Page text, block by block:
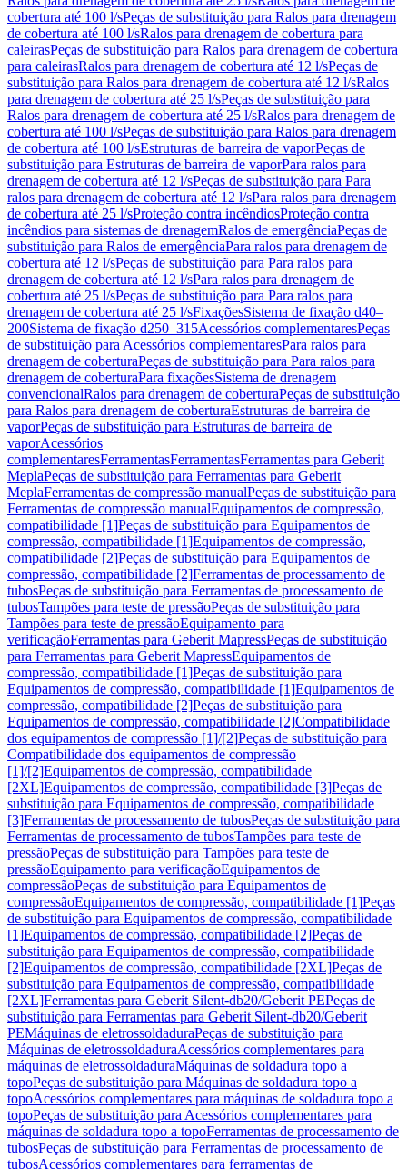
cobertura até 100 l/sPeças de substituição para Ralos para drenagem
de cobertura até 100 l/sRalos para drenagem de cobertura para
caleirasPeças de substituição para Ralos para drenagem de cobertura
para caleirasRalos para drenagem de cobertura até 12 l/sPeças de
substituição para Ralos para drenagem de cobertura até 12 l/sRalos
para drenagem de cobertura até 25 l/sPeças de substituição para
Ralos para drenagem de cobertura até 25 l/sRalos para drenagem de
cobertura até 100 l/sPeças de substituição para Ralos para drenagem
de cobertura até 100 l/sEstruturas de barreira de vaporPeças de
substituição para Estruturas de barreira de vaporPara ralos para
drenagem de cobertura até 12 l/sPeças de substituição para Para
ralos para drenagem de cobertura até 12 l/sPara ralos para drenagem
de cobertura até 25 l/sProteção contra incêndiosProteção contra
incêndios para sistemas de drenagemRalos de emergênciaPeças de
substituição para Ralos de emergênciaPara ralos para drenagem de
cobertura até 12 l/sPeças de substituição para Para ralos para
drenagem de cobertura até 12 l/sPara ralos para drenagem de
cobertura até 25 l/sPeças de substituição para Para ralos para
drenagem de cobertura até 25 l/sFixaçõesSistema de fixação d40–
200Sistema de fixação d250–315Acessórios complementaresPeças
de substituição para Acessórios complementaresPara ralos para
drenagem de coberturaPeças de substituição para Para ralos para
drenagem de coberturaPara fixaçõesSistema de drenagem
convencionalRalos para drenagem de coberturaPeças de substituição
para Ralos para drenagem de coberturaEstruturas de barreira de
vaporPeças de substituição para Estruturas de barreira de
vaporAcessórios
complementaresFerramentasFerramentasFerramentas para Geberit
MeplaPeças de substituição para Ferramentas para Geberit
MeplaFerramentas de compressão manualPeças de substituição para
Ferramentas de compressão manualEquipamentos de compressão,
compatibilidade [1]Peças de substituição para Equipamentos de
compressão, compatibilidade [1]Equipamentos de compressão,
compatibilidade [2]Peças de substituição para Equipamentos de
compressão, compatibilidade [2]Ferramentas de processamento de
tubosPeças de substituição para Ferramentas de processamento de
tubosTampões para teste de pressãoPeças de substituição para
Tampões para teste de pressãoEquipamento para
verificaçãoFerramentas para Geberit MapressPeças de substituição
para Ferramentas para Geberit MapressEquipamentos de
compressão, compatibilidade [1]Peças de substituição para
Equipamentos de compressão, compatibilidade [1]Equipamentos de
compressão, compatibilidade [2]Peças de substituição para
Equipamentos de compressão, compatibilidade [2]Compatibilidade
dos equipamentos de compressão [1]/[2]Peças de substituição para
Compatibilidade dos equipamentos de compressão
[1]/[2]Equipamentos de compressão, compatibilidade
[2XL]Equipamentos de compressão, compatibilidade [3]Peças de
substituição para Equipamentos de compressão, compatibilidade
[3]Ferramentas de processamento de tubosPeças de substituição para
Ferramentas de processamento de tubosTampões para teste de
pressãoPeças de substituição para Tampões para teste de
pressãoEquipamento para verificaçãoEquipamentos de
compressãoPeças de substituição para Equipamentos de
compressãoEquipamentos de compressão, compatibilidade [1]Peças
de substituição para Equipamentos de compressão, compatibilidade
[1]Equipamentos de compressão, compatibilidade [2]Peças de
substituição para Equipamentos de compressão, compatibilidade
[2]Equipamentos de compressão, compatibilidade [2XL]Peças de
substituição para Equipamentos de compressão, compatibilidade
[2XL]Ferramentas para Geberit Silent-db20/Geberit PEPeças de
substituição para Ferramentas para Geberit Silent-db20/Geberit
PEMáquinas de eletrossoldaduraPeças de substituição para
Máquinas de eletrossoldaduraAcessórios complementares para
máquinas de eletrossoldaduraMáquinas de soldadura topo a
topoPeças de substituição para Máquinas de soldadura topo a
topoAcessórios complementares para máquinas de soldadura topo a
topoPeças de substituição para Acessórios complementares para
máquinas de soldadura topo a topoFerramentas de processamento de
tubosPeças de substituição para Ferramentas de processamento de
tubosAcessórios complementares para ferramentas de